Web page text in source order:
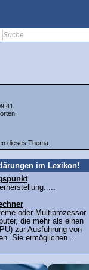
dieses Thema.
im Lexikon!
...
oder Multiprozessor-
die mehr als einen
zur Ausführung von
Sie ermöglichen ...